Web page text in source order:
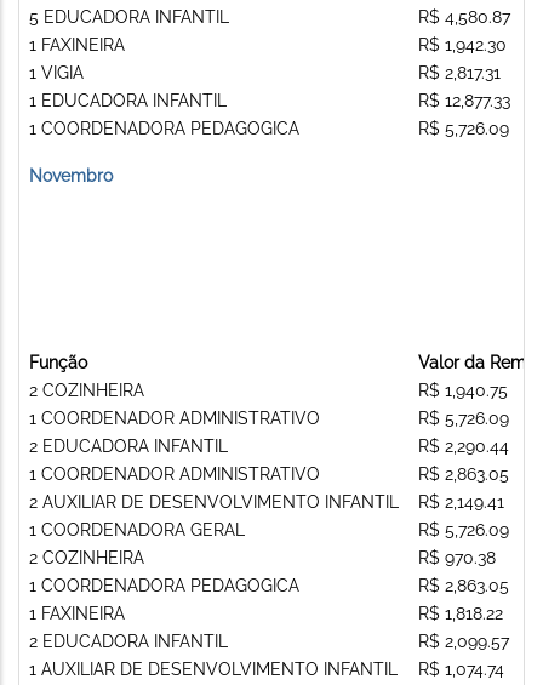
5 EDUCADORA INFANTIL
1 FAXINEIRA
1 VIGIA
1 EDUCADORA INFANTIL
1 COORDENADORA PEDAGOGICA
R$ 4,580.87
R$ 1,942.30
R$ 2,817.31
R$ 12,877.33
R$ 5,726.09
Novembro
Função
2 COZINHEIRA
1 COORDENADOR ADMINISTRATIVO
2 EDUCADORA INFANTIL
1 COORDENADOR ADMINISTRATIVO
2 AUXILIAR DE DESENVOLVIMENTO INFANTIL
1 COORDENADORA GERAL
2 COZINHEIRA
1 COORDENADORA PEDAGOGICA
1 FAXINEIRA
2 EDUCADORA INFANTIL
1 AUXILIAR DE DESENVOLVIMENTO INFANTIL
Valor da
R$ 1,940.75
R$ 5,726.09
R$ 2,290.44
R$ 2,863.05
R$ 2,149.41
R$ 5,726.09
R$ 970.38
R$ 2,863.05
R$ 1,818.22
R$ 2,099.57
R$ 1,074.74